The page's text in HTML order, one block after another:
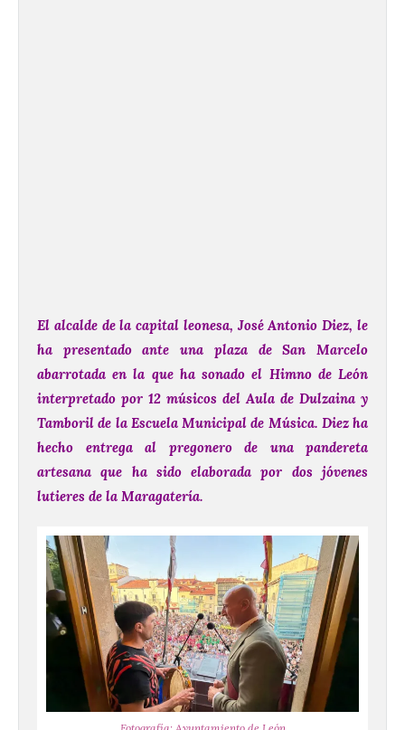
El alcalde de la capital leonesa, José Antonio Diez, le
ha presentado ante una plaza de San Marcelo
abarrotada en la que ha sonado el Himno de León
interpretado por 12 músicos del Aula de Dulzaina y
Tamboril de la Escuela Municipal de Música. Diez ha
hecho entrega al pregonero de una pandereta
artesana que ha sido elaborada por dos jóvenes
lutieres de la Maragatería.